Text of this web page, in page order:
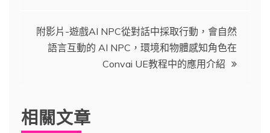
附影片-遊戲AI NPC從對話中採取行動，會自然
語言互動的 AI NPC，環境和物體感知角色在
Convai UE教程中的應用介紹
相關文章